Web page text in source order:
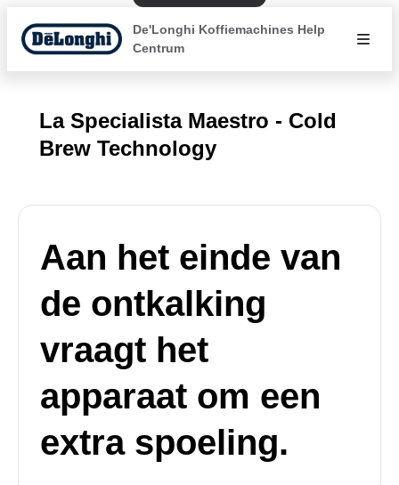
De'Longhi Koffiemachines Help
Centrum
La Specialista Maestro - Cold
Brew Technology
Aan het einde van
de ontkalking
vraagt het
apparaat om een
extra spoeling.